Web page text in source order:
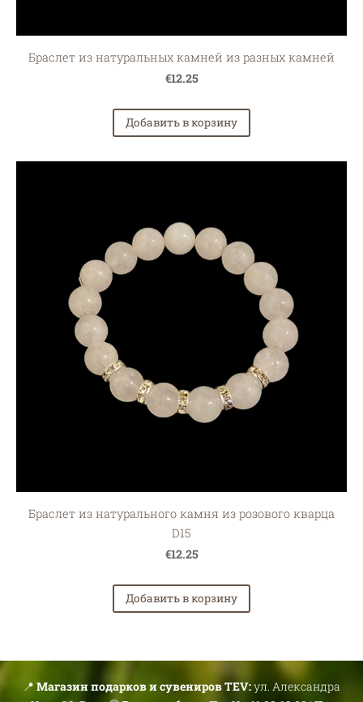
Браслет из натуральных камней из разных камней
€12.25
Добавить в корзину
Браслет из натурального камня из розового кварца
D15
€12.25
Добавить в корзину
📍 Магазин подарков и сувениров TEV:ул. Александра